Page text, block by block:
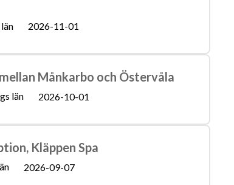
2026-11-01
Månkarbo och Östervåla
län 2026-10-01
Kläppen Spa
2026-09-07